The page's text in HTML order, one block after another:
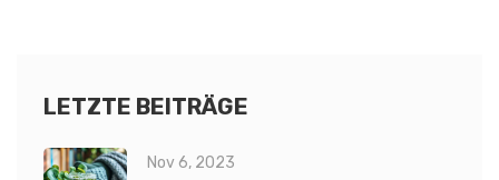
Shatter-Rauchens seid oder einfach nur euer Setup
Wahl zu treffen.
LETZTE BEITRÄGE
Nov 6, 2023